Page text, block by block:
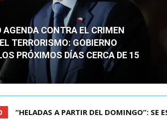
AGENDA CONTRA EL CRIMEN
TERRORISMO: GOBIERNO
PRÓXIMOS DÍAS CERCA DE 15
QUIÉN ERA EL JOVEN CHILENO QUE